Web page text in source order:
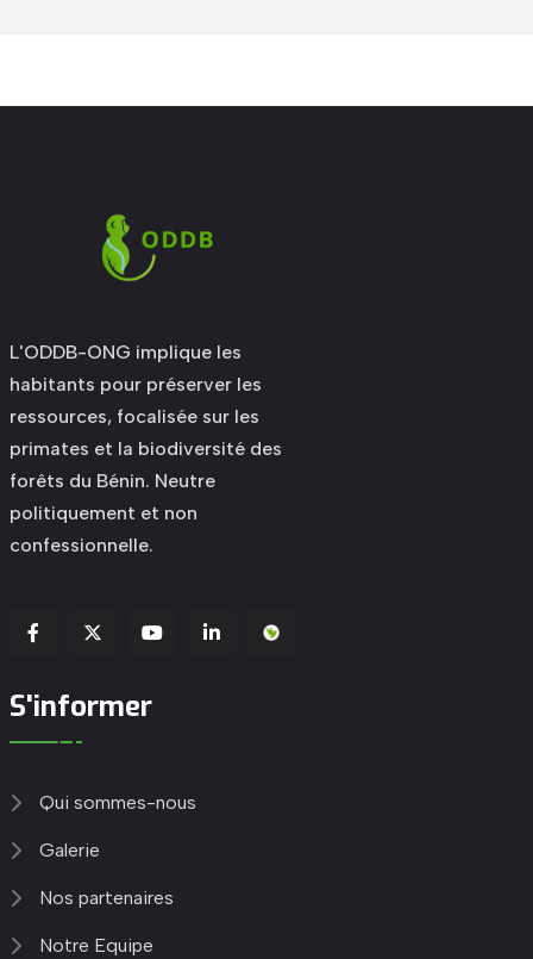
L'ODDB-ONG implique les
habitants pour préserver les
ressources, focalisée sur les
primates et la biodiversité des
forêts du Bénin. Neutre
politiquement et non
confessionnelle.
S'informer
Qui sommes-nous
Galerie
Nos partenaires
Notre Equipe